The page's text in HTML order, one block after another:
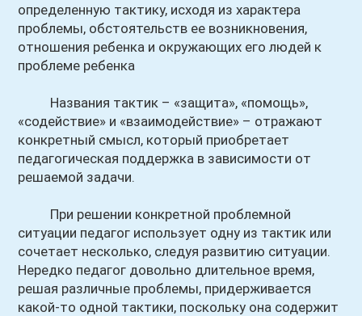
определенную тактику, исходя из характера
проблемы, обстоятельств ее возникновения,
отношения ребенка и окружающих его людей к
проблеме ребенка
Названия тактик – «защита», «помощь»,
«содействие» и «взаимодействие» – отражают
конкретный смысл, который приобретает
педагогическая поддержка в зависимости от
решаемой задачи.
При решении конкретной проблемной
ситуации педагог использует одну из тактик или
сочетает несколько, следуя развитию ситуации.
Нередко педагог довольно длительное время,
решая различные проблемы, придерживается
какой-то одной тактики, поскольку она содержит